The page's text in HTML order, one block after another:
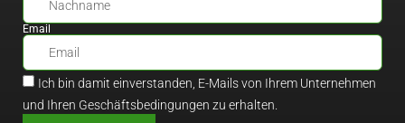
Email
Ich bin damit einverstanden, E-Mails von Ihrem Unternehmen
und Ihren Geschäftsbedingungen zu erhalten.